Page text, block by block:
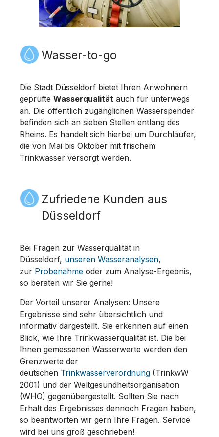
Wasser-to-go
Die Stadt Düsseldorf bietet Ihren Anwohnern
geprüfte Wasserqualität auch für unterwegs
an. Die öffentlich zugänglichen Wasserspender
befinden sich an sieben Stellen entlang des
Rheins. Es handelt sich hierbei um Durchläufer,
die von Mai bis Oktober mit frischem
Trinkwasser versorgt werden.
Zufriedene Kunden aus
Düsseldorf
Bei Fragen zur Wasserqualität in
Düsseldorf, unseren Wasseranalysen,
zur Probenahme oder zum Analyse-Ergebnis,
so beraten wir Sie gerne!
Der Vorteil unserer Analysen: Unsere
Ergebnisse sind sehr übersichtlich und
informativ dargestellt. Sie erkennen auf einen
Blick, wie Ihre Trinkwasserqualität ist. Die bei
Ihnen gemessenen Wasserwerte werden den
Grenzwerte der
deutschen Trinkwasserverordnung (TrinkwW
2001) und der Weltgesundheitsorganisation
(WHO) gegenübergestellt. Sollten Sie nach
Erhalt des Ergebnisses dennoch Fragen haben,
so beantworten wir gern Ihre Fragen. Service
wird bei uns groß geschrieben!